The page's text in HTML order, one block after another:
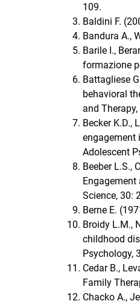
109.
Baldini F.
Bandura A.,
Barile I.,
formazione
Battagliese
behavioral
and
Becker K.D.,
engagement
Adolescent
Beeber L.S.,
Science, 30:
Berne E.
Broidy L.M.,
childhood
Psychology,
Cedar B.,
Family
Chacko A.,